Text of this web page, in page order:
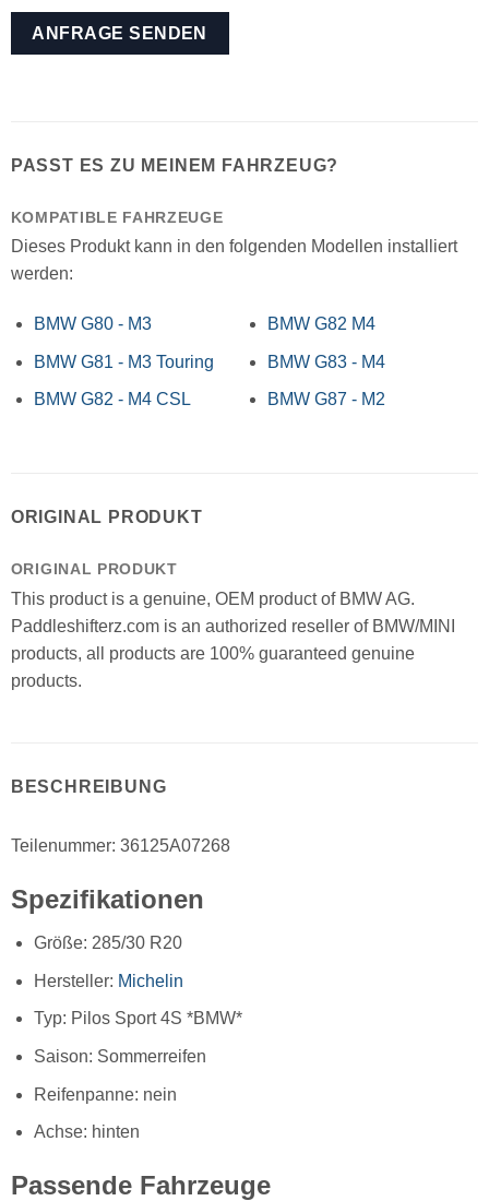
PASST ES ZU MEINEM FAHRZEUG?
KOMPATIBLE FAHRZEUGE
Dieses Produkt kann in den folgenden Modellen installiert
werden:
BMW G80 - M3
BMW G81 - M3 Touring
BMW G82 - M4 CSL
BMW G82 M4
BMW G83 - M4
BMW G87 - M2
ORIGINAL PRODUKT
ORIGINAL PRODUKT
This product is a genuine, OEM product of BMW AG.
Paddleshifterz.com is an authorized reseller of BMW/MINI
products, all products are 100% guaranteed genuine
products.
BESCHREIBUNG
Teilenummer: 36125A07268
Spezifikationen
Größe: 285/30 R20
Hersteller: Michelin
Typ: Pilos Sport 4S *BMW*
Saison: Sommerreifen
Reifenpanne: nein
Achse: hinten
Passende Fahrzeuge